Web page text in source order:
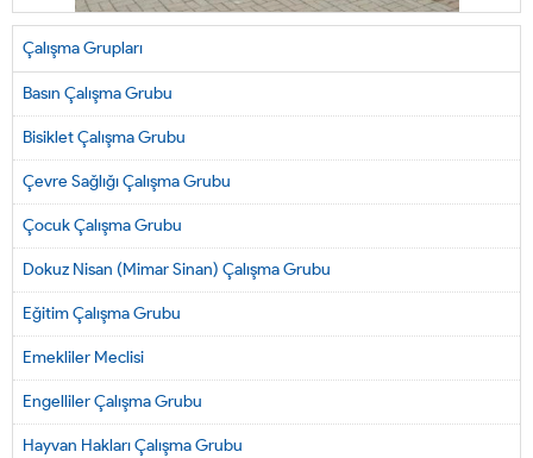
Çalışma Grupları
Basın Çalışma Grubu
Bisiklet Çalışma Grubu
Çevre Sağlığı Çalışma Grubu
Çocuk Çalışma Grubu
Dokuz Nisan (Mimar Sinan) Çalışma Grubu
Eğitim Çalışma Grubu
Emekliler Meclisi
Engelliler Çalışma Grubu
Hayvan Hakları Çalışma Grubu